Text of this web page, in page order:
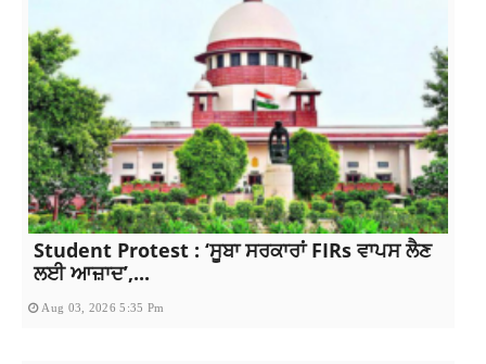
Student Protest : ‘ਸੂਬਾ ਸਰਕਾਰਾਂ FIRs ਵਾਪਸ ਲੈਣ
ਲਈ ਆਜ਼ਾਦ’,...
Aug 03, 2026 5:35 Pm